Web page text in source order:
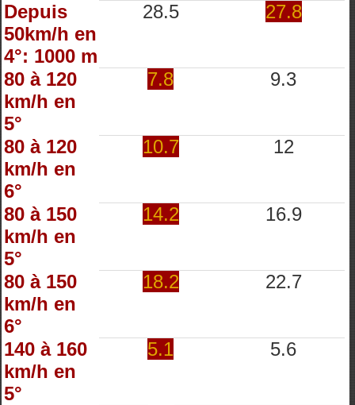
Depuis
50km/h en
4°: 1000 m
28.5 27.8
80 à 120
km/h en
5°
7.8 9.3
80 à 120
km/h en
6°
10.7 12
80 à 150
km/h en
5°
14.2 16.9
80 à 150
km/h en
6°
18.2 22.7
140 à 160
km/h en
5°
5.1 5.6